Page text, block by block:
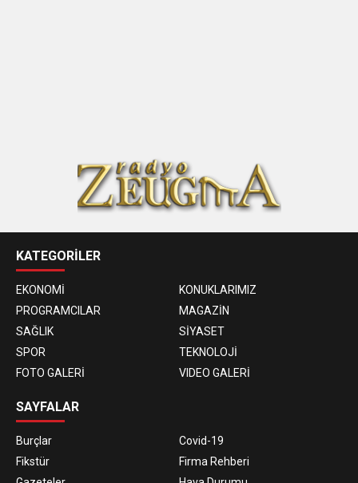
KATEGORİLER
EKONOMİ
KONUKLARIMIZ
PROGRAMCILAR
MAGAZİN
SAĞLIK
SİYASET
SPOR
TEKNOLOJİ
FOTO GALERİ
VIDEO GALERİ
SAYFALAR
Burçlar
Covid-19
Fikstür
Firma Rehberi